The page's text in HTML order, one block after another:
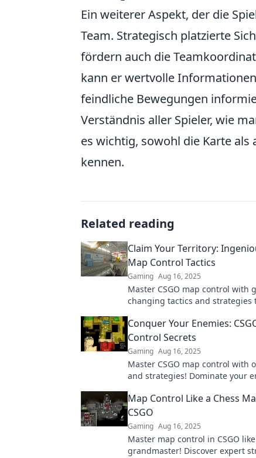
Ein weiterer Aspekt, der die
Team. Strategisch platzierte
fördern auch die
kann er wertvolle
feindliche Bewegungen
Verständnis aller Spieler, wie
es wichtig, sowohl die Karte
kennen.
Related reading
Claim Your Territory:
Map Control Tactics
Gaming Aug 16, 2025
Master CSGO map control with
changing tactics and strategies
territory now!
Conquer Your Enemies:
Control Secrets
Gaming Aug 16, 2025
Master CSGO map control with
and strategies! Dominate your
Map Control Like a Chess
CSGO
Gaming Aug 16, 2025
Master map control in CSGO
grandmaster! Discover expert